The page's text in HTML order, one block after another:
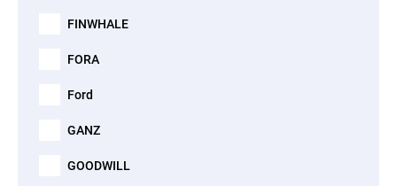
FINWHALE
FORA
Ford
GANZ
GOODWILL